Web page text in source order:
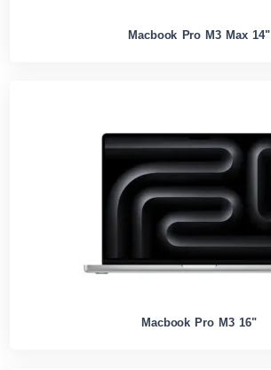
Macbook Pro M3 Max 14"
Macbook Pro M3 16"